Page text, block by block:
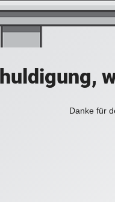
Danke für